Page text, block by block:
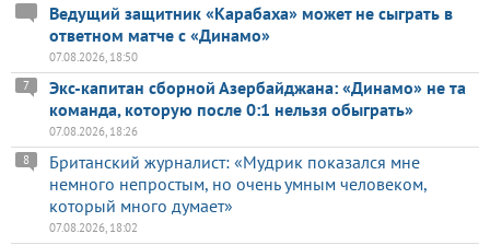
Ведущий защитник «Карабаха» может не сыграть в
ответном матче с «Динамо»
07.08.2026, 18:50
Экс-капитан сборной Азербайджана: «Динамо» не та
команда, которую после 0:1 нельзя обыграть»
7
07.08.2026, 18:26
Британский журналист: «Мудрик показался мне
немного непростым, но очень умным человеком,
который много думает»
8
07.08.2026, 18:02